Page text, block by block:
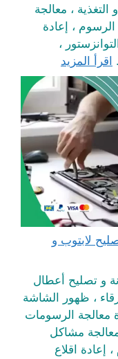
، معالجة
، إعادة
،
اقرأ المزيد
كمبيوتر الزور 65511033 تصليح لابتوب و
و تصليح أعطال
، ظهور الشاشة
معالجة الرسومات
مشاكل
إعادة اقلاع